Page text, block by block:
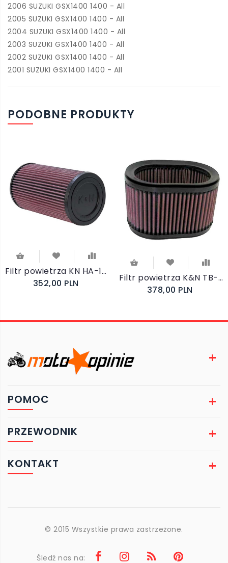
2006 SUZUKI GSX1400 1400 - All
2005 SUZUKI GSX1400 1400 - All
2004 SUZUKI GSX1400 1400 - All
2003 SUZUKI GSX1400 1400 - All
2002 SUZUKI GSX1400 1400 - All
2001 SUZUKI GSX1400 1400 - All
PODOBNE PRODUKTY
Filtr powietrza KN HA-1301 Honda CB 1300 Super Four
352,00 PLN
Filtr powietrza K&N TB-9002 Triumph Sprint / Daytona 955
378,00 PLN
POMOC
PRZEWODNIK
KONTAKT
© 2015 Wszystkie prawa zastrzeżone.
Śledź nas na: